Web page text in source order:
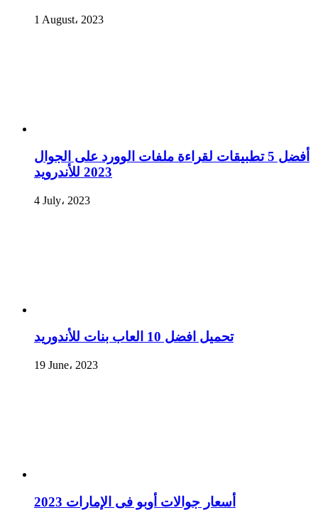
1 August، 2023
أفضل 5 تطبيقات لقراءة ملفات الوورد على الجوال
2023 للأندرويد
4 July، 2023
تحميل افضل 10 العاب بنات للأندوريد
19 June، 2023
أسعار جوالات أوبو فى الإمارات 2023